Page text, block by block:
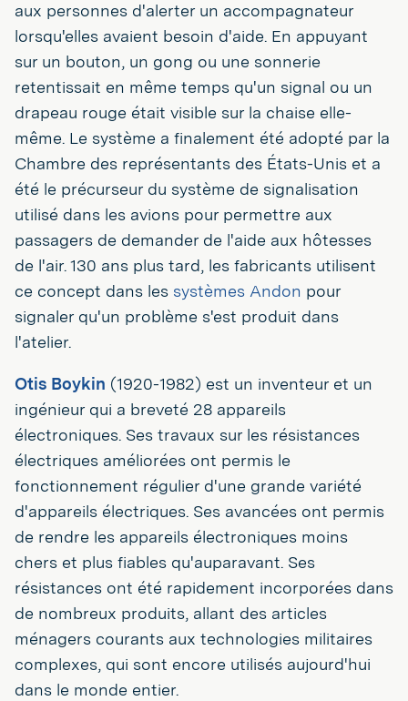
aux personnes d'alerter un accompagnateur
lorsqu'elles avaient besoin d'aide. En appuyant
sur un bouton, un gong ou une sonnerie
retentissait en même temps qu'un signal ou un
drapeau rouge était visible sur la chaise elle-
même. Le système a finalement été adopté par la
Chambre des représentants des États-Unis et a
été le précurseur du système de signalisation
utilisé dans les avions pour permettre aux
passagers de demander de l'aide aux hôtesses
de l'air. 130 ans plus tard, les fabricants utilisent
ce concept dans les systèmes Andon pour
signaler qu'un problème s'est produit dans
l'atelier.
Otis Boykin (1920-1982) est un inventeur et un
ingénieur qui a breveté 28 appareils
électroniques. Ses travaux sur les résistances
électriques améliorées ont permis le
fonctionnement régulier d'une grande variété
d'appareils électriques. Ses avancées ont permis
de rendre les appareils électroniques moins
chers et plus fiables qu'auparavant. Ses
résistances ont été rapidement incorporées dans
de nombreux produits, allant des articles
ménagers courants aux technologies militaires
complexes, qui sont encore utilisés aujourd'hui
dans le monde entier.